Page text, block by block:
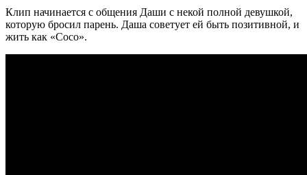
Клип начинается с общения Даши с некой полной девушкой,
которую бросил парень. Даша советует ей быть позитивной, и
жить как «Coco».